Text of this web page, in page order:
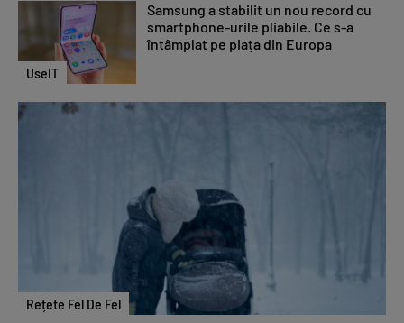
UseIT
Samsung a stabilit un nou record cu
smartphone-urile pliabile. Ce s-a
întâmplat pe piața din Europa
Rețete Fel De Fel